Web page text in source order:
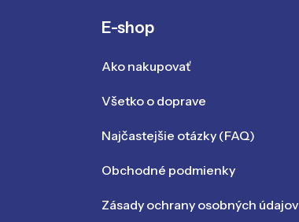
E-shop
Ako nakupovať
Všetko o doprave
Najčastejšie otázky (FAQ)
Obchodné podmienky
Zásady ochrany osobných údajov